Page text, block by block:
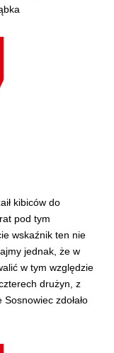
kibiców do
pod tym
wskaźnik ten nie
jednak, że w
w tym względzie
drużyn, z
zdołało